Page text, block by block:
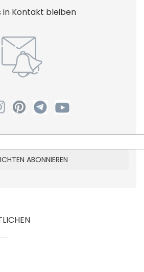
in Kontakt bleiben